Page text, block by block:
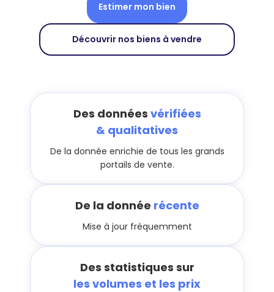
Estimer mon bien
Découvrir nos biens à vendre
Des données vérifiées
& qualitatives
De la donnée enrichie de tous les grands
portails de vente.
De la donnée récente
Mise à jour fréquemment
Des statistiques sur
les volumes et les prix